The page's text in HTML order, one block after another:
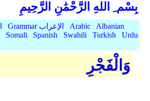
بِسْم ِ اللهِ الرَّحْمَٰنِ الرَّحِيمِ
Grammar الإعراب Arabic
Albanian
Somali Spanish Swahili Turkish
Urdu
وَالْفَجْرِ